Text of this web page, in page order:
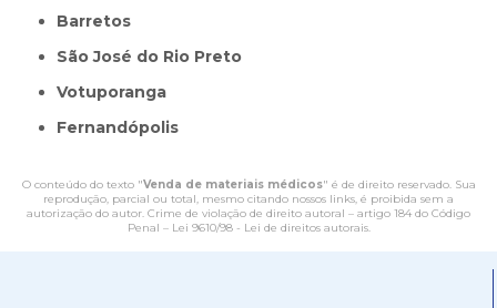
Barretos
São José do Rio Preto
Votuporanga
Fernandópolis
O conteúdo do texto "Venda de materiais médicos" é de direito reservado. Sua
reprodução, parcial ou total, mesmo citando nossos links, é proibida sem a
autorização do autor. Crime de violação de direito autoral – artigo 184 do Código
Penal – Lei 9610/98 - Lei de direitos autorais.